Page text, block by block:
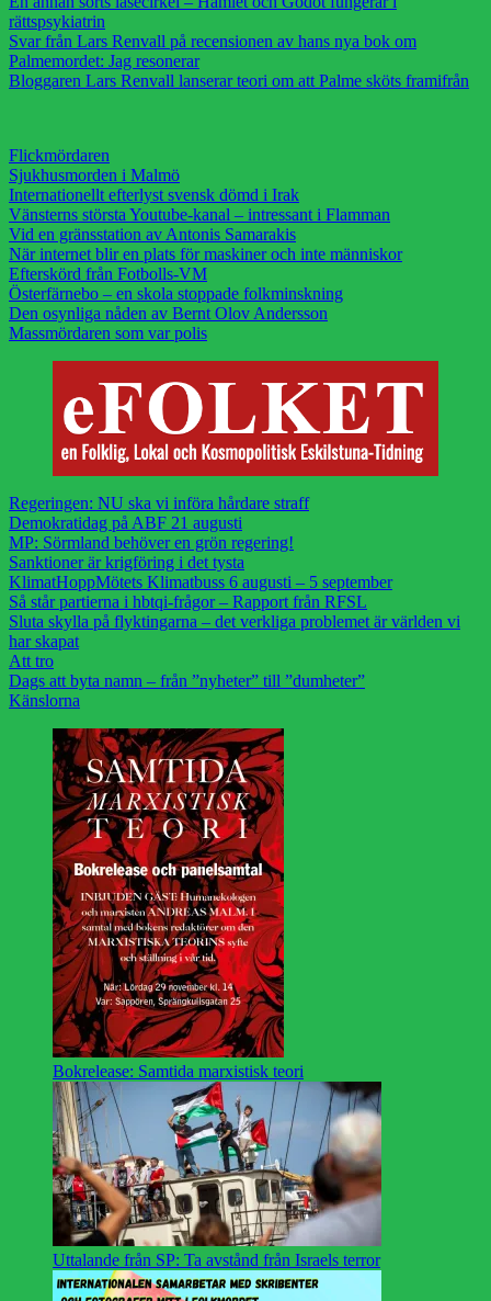
rättspsykiatrin
Svar från Lars Renvall på recensionen av hans nya bok om
Palmemordet: Jag resonerar
Bloggaren Lars Renvall lanserar teori om att Palme sköts framifrån
Flickmördaren
Sjukhusmorden i Malmö
Internationellt efterlyst svensk dömd i Irak
Vänsterns största Youtube-kanal – intressant i Flamman
Vid en gränsstation av Antonis Samarakis
När internet blir en plats för maskiner och inte människor
Efterskörd från Fotbolls-VM
Österfärnebo – en skola stoppade folkminskning
Den osynliga nåden av Bernt Olov Andersson
Massmördaren som var polis
Regeringen: NU ska vi införa hårdare straff
Demokratidag på ABF 21 augusti
MP: Sörmland behöver en grön regering!
Sanktioner är krigföring i det tysta
KlimatHoppMötets Klimatbuss 6 augusti – 5 september
Så står partierna i hbtqi-frågor – Rapport från RFSL
Sluta skylla på flyktingarna – det verkliga problemet är världen vi
har skapat
Att tro
Dags att byta namn – från ”nyheter” till ”dumheter”
Känslorna
Bokrelease: Samtida marxistisk teori
Uttalande från SP: Ta avstånd från Israels terror